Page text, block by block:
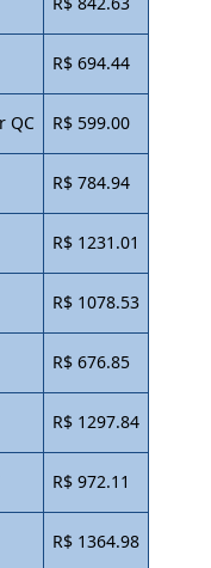
R$ 694.44
QC R$ 599.00
R$ 784.94
R$ 1231.01
R$ 1078.53
R$ 676.85
R$ 1297.84
R$ 972.11
R$ 1364.98